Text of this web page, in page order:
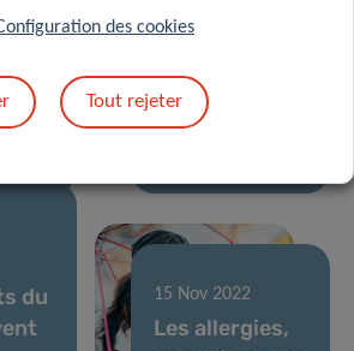
:
décerne le prix
à des
chercheurs du
du
15 Nov 2022
Les allergies,
des cookies
Tout rejeter